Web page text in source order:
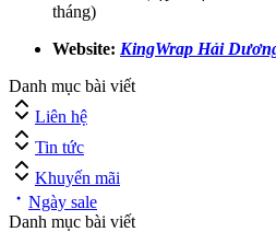
tháng)
Website: KingWrap Hải
Danh mục bài viết
Liên hệ
Tin tức
Khuyến mãi
Ngày sale
Danh mục bài viết